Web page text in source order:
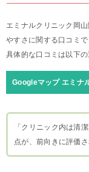
エミナルクリニック岡
やすさに関する口コミで
具体的な口コミは以下の
Googleマップ エミナ
「クリニック内は清
点が、前向きに評価さ